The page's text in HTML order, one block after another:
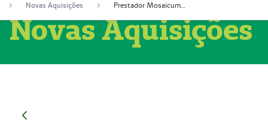
Novas Aquisições
Prestador Mosaicum Espaço Clínico Ltda (51004352-0)
Novas Aquisições